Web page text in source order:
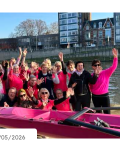
2026